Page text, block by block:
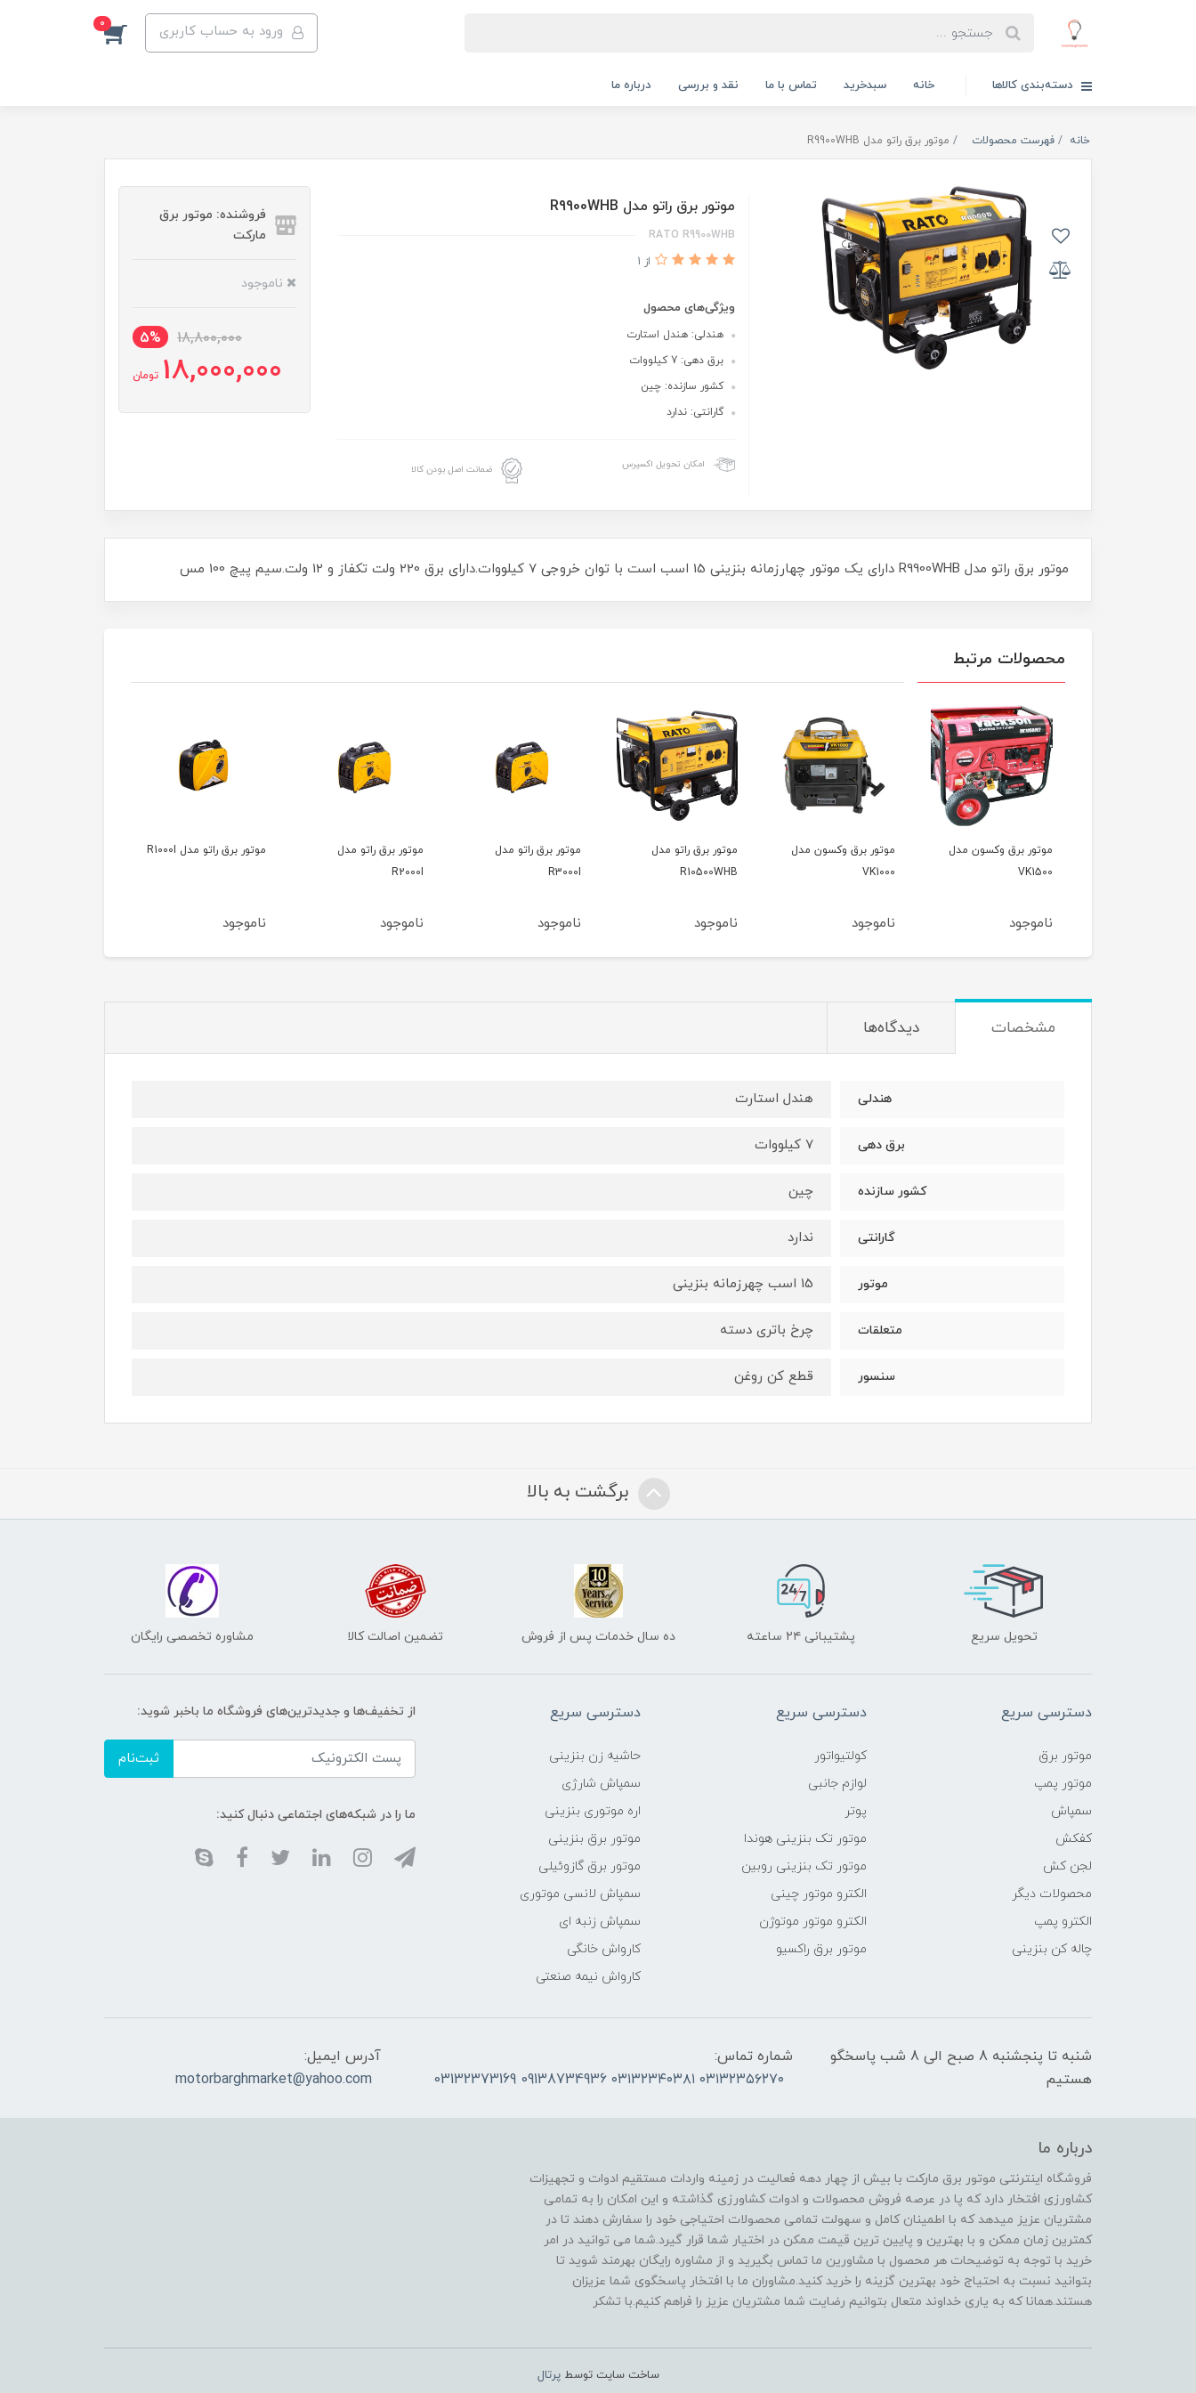
ورود به حساب کاربری 0
دسته‌بندی کالاها خانه سبدخرید تماس با ما نقد و بررسی درباره ما
خانه فهرست محصولات موتور برق راتو مدل R9900WHB
موتور برق راتو مدل R9900WHB
RATO R9900WHB
از 1
ویژگی‌های محصول
هندلی: هندل استارت
برق دهی: 7 کیلووات
کشور سازنده: چین
گارانتی: ندارد
امکان تحویل اکسپرس ضمانت اصل بودن کالا
فروشنده: موتور برق
مارکت
ناموجود
18,800,000
5%
18,000,000 تومان
موتور برق راتو مدل R9900WHB دارای یک موتور چهارزمانه بنزینی 15 اسب است با توان خروجی 7 کیلووات.دارای برق 220 ولت تکفاز و 12 ولت.سیم پیچ 100 مس
محصولات مرتبط
موتور برق وکسون مدل
VK1000
ناموجود
موتور برق راتو مدل
R10500WHB
ناموجود
موتور برق راتو مدل
R3000I
ناموجود
موتور برق راتو مدل
R2000I
ناموجود
موتور برق راتو مدل R1000I
ناموجود
موتور برق راتو مدل
ناموجود
مشخصات دیدگاه‌ها
هندلی هندل استارت
برق دهی 7 کیلووات
کشور سازنده چین
گارانتی ندارد
موتور 15 اسب چهرزمانه بنزینی
متعلقات چرخ باتری دسته
سنسور قطع کن روغن
برگشت به بالا
تحویل سریع پشتیبانی ۲۴ ساعته ده سال خدمات پس از فروش تضمین اصالت کالا مشاوره تخصصی رایگان
دسترسی سریع
موتور برق
موتور پمپ
سمپاش
کفکش
لجن کش
محصولات دیگر
الکترو پمپ
چاله کن بنزینی
دسترسی سریع
کولتیواتور
لوازم جانبی
پوتر
موتور تک بنزینی هوندا
موتور تک بنزینی روبین
الکترو موتور چینی
الکترو موتور موتوژن
موتور برق راکسیو
دسترسی سریع
حاشیه زن بنزینی
سمپاش شارژی
اره موتوری بنزینی
موتور برق بنزینی
موتور برق گازوئیلی
سمپاش لانسی موتوری
سمپاش زنبه ای
کارواش خانگی
کارواش نیمه صنعتی
از تخفیف‌ها و جدیدترین‌های فروشگاه ما باخبر شوید:
ثبت‌نام
ما را در شبکه‌های اجتماعی دنبال کنید:
شنبه تا پنجشنبه 8 صبح الی 8 شب پاسخگو
هستیم
شماره تماس:
۰۳۱۳۲۳۵۶۲۷۰ ۰۳۱۳۲۳۴۰۳۸۱ 09138734936 03132373169
آدرس ایمیل:
motorbarghmarket@yahoo.com
درباره ما
فروشگاه اینترنتی موتور برق مارکت با بیش از چهار دهه فعالیت در زمینه واردات مستقیم ادوات و تجهیزات
کشاورزی افتخار دارد که پا در عرصه فروش محصولات و ادوات کشاورزی گذاشته و این امکان را به تمامی
مشتریان عزیز میدهد که با اطمینان کامل و سهولت تمامی محصولات احتیاجی خود را سفارش دهند تا در
کمترین زمان ممکن و با بهترین و پایین ترین قیمت ممکن در اختیار شما قرار گیرد.شما می توانید در امر
خرید با توجه به توضیحات هر محصول با مشاورین ما تماس بگیرید و از مشاوره رایگان بهرمند شوید تا
بتوانید نسبت به احتیاج خود بهترین گزینه را خرید کنید.مشاوران ما با افتخار پاسخگوی شما عزیزان
هستند.همانا که به یاری خداوند متعال بتوانیم رضایت شما مشتریان عزیز را فراهم کنیم.با تشکر
ساخت سایت توسطپرتال